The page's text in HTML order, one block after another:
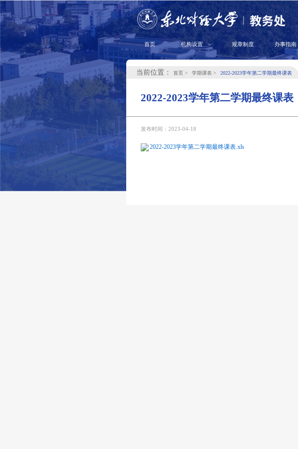
首页 机构设置 规章制度 办事指南
当前位置： 首页 学期课表 2022-2023学年第二学期最终课表
2022-2023学年第二学期最终课表
发布时间：2023-04-18
2022-2023学年第二学期最终课表.xls